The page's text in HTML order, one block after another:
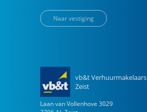
Naar vestiging
vb&t Verhuurmakelaars
Zeist
Laan van Vollenhove 3029